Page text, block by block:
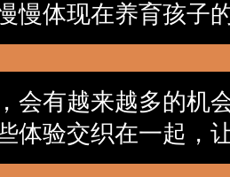
慢体现在养育孩子
会有越来越多的机
体验交织在一起，